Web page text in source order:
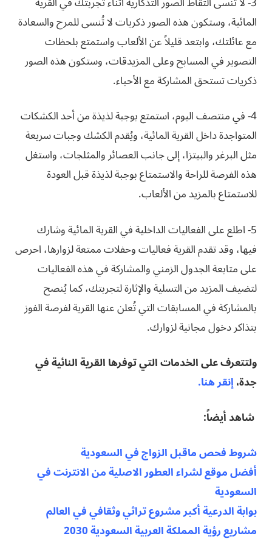
المائية، وستكون هذه الصور ذكريات لا تُنسى للمرح والسعادة
مع عائلتك، وابتعد قليلاً عن الألعاب واستمتع بلحظات
التصوير في المسابح وعلى المزيدقات، وستكون هذه الصور
ذكريات تستحق المشاركة مع الأحباء.
4- في منتصف اليوم، استمتع بوجبة لذيذة من أحد الكشكات
المتواجدة داخل القرية المائية، ويُقدم الكشك وجبات سريعة
مثل البرغر والبيتزا، إلى جانب العصائر والمثلجات، واستغل
هذه الفرصة للراحة والاستمتاع بوجبة لذيذة قبل العودة
للاستمتاع بالمزيد من الألعاب.
5- اطلع على الفعاليات الداخلية في القرية المائية وشارك
فيها، وقد تقدم القرية فعاليات وحفلات ممتعة لزوارها، احرص
على متابعة الجدول الزمني والمشاركة في هذه الفعاليات
لتضيف المزيد من التسلية والإثارة لتجربتك، كما يُنصح
بالمشاركة في المسابقات التي تُعلن عنها القرية لفرصة الفوز
بتذاكر دخول مجانية لزوارك.
ولتتعرف على الخدمات التي توفرها القرية النائية في
جدة،إنقر هنا.
شاهد أيضاً:
شروط فحص ماقبل الزواج في السعودية
أفضل موقع لشراء العطور الاصلية من الانترنت في
السعودية
بوابة الدرعية أكبر مشروع تراثي وثقافي في العالم
مشاريع رؤية المملكة العربية السعودية 2030